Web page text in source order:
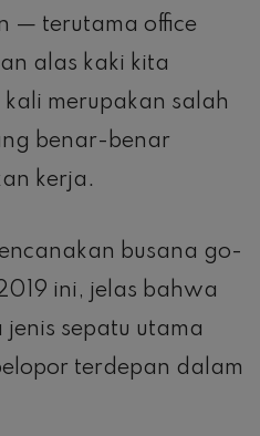
— terutama office
alas kaki kita
merupakan salah
benar-benar
kerja.
busana go-
ini, jelas bahwa
sepatu utama
terdepan dalam